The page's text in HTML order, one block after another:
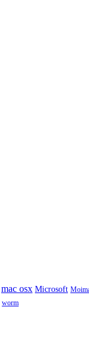
mac osx Microsoft
worm